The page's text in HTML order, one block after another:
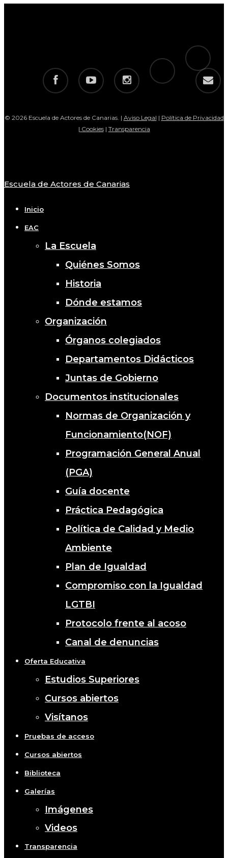
facebook youtube instagram
telegram
tiktok
email
© 2026 Escuela de Actores de Canarias. | Aviso Legal | Política de Privacidad
| Cookies| Transparencia
Close
Escuela de Actores de Canarias
Inicio
EAC
La Escuela
Quiénes Somos
Historia
Dónde estamos
Organización
Órganos colegiados
Departamentos Didácticos
Juntas de Gobierno
Documentos institucionales
Normas de Organización y
Funcionamiento(NOF)
Programación General Anual
(PGA)
Guía docente
Práctica Pedagógica
Política de Calidad y Medio
Ambiente
Plan de Igualdad
Compromiso con la Igualdad
LGTBI
Protocolo frente al acoso
Canal de denuncias
Oferta Educativa
Estudios Superiores
Cursos abiertos
Visítanos
Pruebas de acceso
Cursos abiertos
Biblioteca
Galerías
Imágenes
Videos
Transparencia